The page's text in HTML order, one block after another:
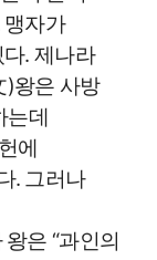
자가
. 제나라
)왕은 사방
는데
에
. 그러나
은 “과인의